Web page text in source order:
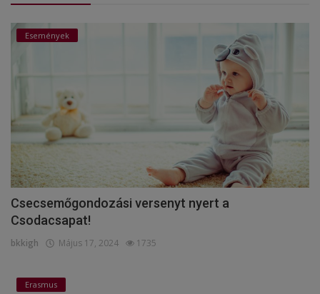
Események
Csecsemőgondozási versenyt nyert a
Csodacsapat!
bkkigh Május 17, 2024 1735
Erasmus